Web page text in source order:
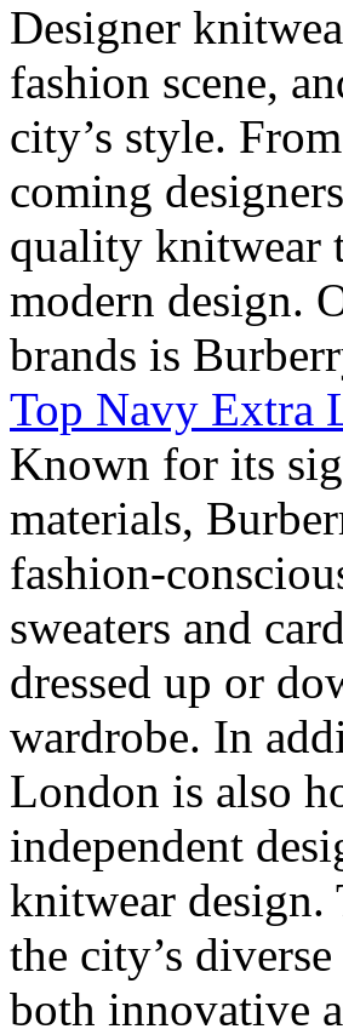
Designer
fashion scene,
city’s style.
coming
quality knitwear
modern design.
brands is
Top Navy Extra
Known for its
materials,
fashion-
sweaters and
dressed up or
wardrobe. In
London is also
independent
knitwear design.
the city’s
both innovative